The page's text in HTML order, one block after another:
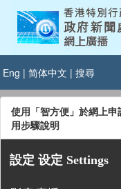
Eng | 简体中文 | 搜尋
使用「智方便」於網上
用步驟說明